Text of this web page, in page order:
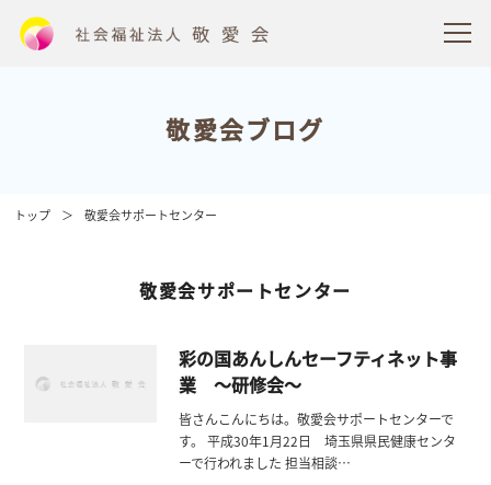
敬愛会ブログ
トップ 敬愛会サポートセンター
敬愛会サポートセンター
彩の国あんしんセーフティネット事
業 ～研修会～
皆さんこんにちは。敬愛会サポートセンターで
す。 平成30年1月22日 埼玉県県民健康センタ
ーで行われました 担当相談…